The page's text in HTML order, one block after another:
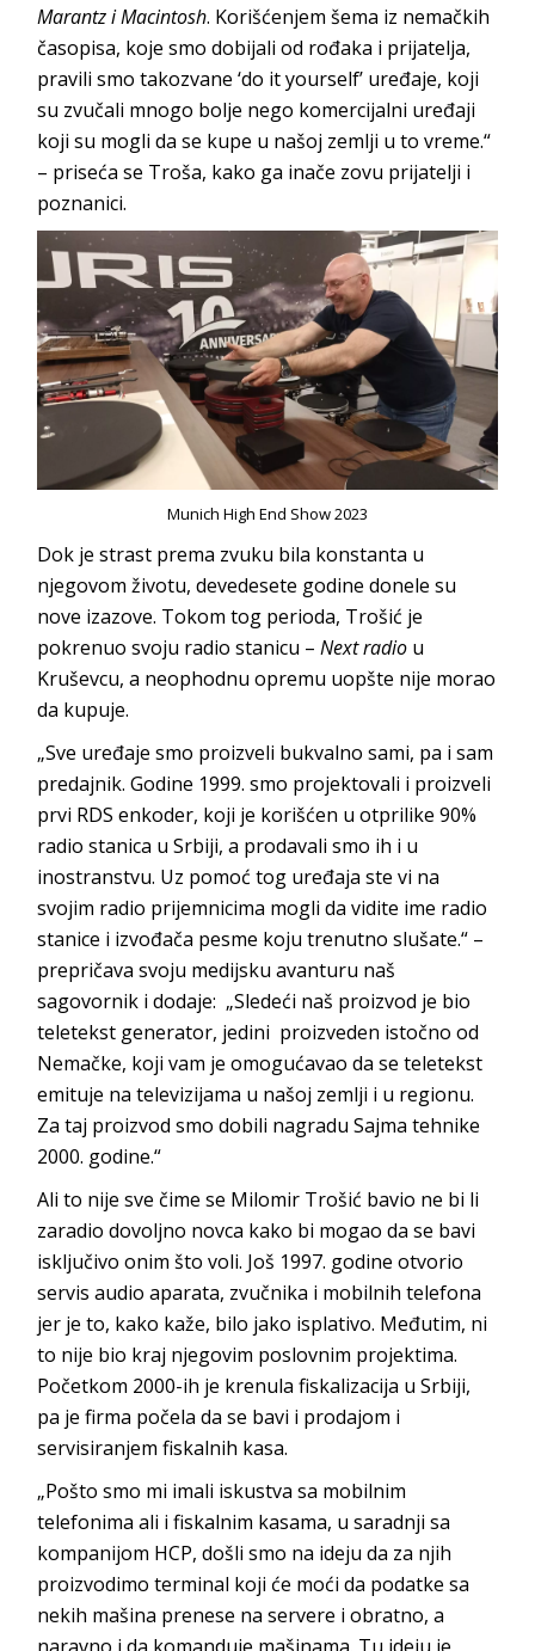
Marantz i Macintosh. Korišćenjem šema iz nemačkih
časopisa, koje smo dobijali od rođaka i prijatelja,
pravili smo takozvane ‘do it yourself’ uređaje, koji
su zvučali mnogo bolje nego komercijalni uređaji
koji su mogli da se kupe u našoj zemlji u to vreme.“
– priseća se Troša, kako ga inače zovu prijatelji i
poznanici.
Munich High End Show 2023
Dok je strast prema zvuku bila konstanta u
njegovom životu, devedesete godine donele su
nove izazove. Tokom tog perioda, Trošić je
pokrenuo svoju radio stanicu –Next radio u
Kruševcu, a neophodnu opremu uopšte nije morao
da kupuje.
„Sve uređaje smo proizveli bukvalno sami, pa i sam
predajnik. Godine 1999. smo projektovali i proizveli
prvi RDS enkoder, koji je korišćen u otprilike 90%
radio stanica u Srbiji, a prodavali smo ih i u
inostranstvu. Uz pomoć tog uređaja ste vi na
svojim radio prijemnicima mogli da vidite ime radio
stanice i izvođača pesme koju trenutno slušate.“ –
prepričava svoju medijsku avanturu naš
sagovornik i dodaje: „Sledeći naš proizvod je bio
teletekst generator, jedini proizveden istočno od
Nemačke, koji vam je omogućavao da se teletekst
emituje na televizijama u našoj zemlji i u regionu.
Za taj proizvod smo dobili nagradu Sajma tehnike
2000. godine.“
Ali to nije sve čime se Milomir Trošić bavio ne bi li
zaradio dovoljno novca kako bi mogao da se bavi
isključivo onim što voli. Još 1997. godine otvorio
servis audio aparata, zvučnika i mobilnih telefona
jer je to, kako kaže, bilo jako isplativo. Međutim, ni
to nije bio kraj njegovim poslovnim projektima.
Početkom 2000-ih je krenula fiskalizacija u Srbiji,
pa je firma počela da se bavi i prodajom i
servisiranjem fiskalnih kasa.
„Pošto smo mi imali iskustva sa mobilnim
telefonima ali i fiskalnim kasama, u saradnji sa
kompanijom HCP, došli smo na ideju da za njih
proizvodimo terminal koji će moći da podatke sa
nekih mašina prenese na servere i obratno, a
naravno i da komanduje mašinama. Tu ideju je